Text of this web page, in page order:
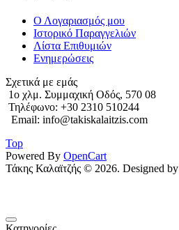
Ο Λογαριασμός μου
Ιστορικό Παραγγελιών
Λίστα Επιθυμιών
Ενημερώσεις
Σχετικά με εμάς
1o χλμ. Συμμαχική Οδός, 570 08
Τηλέφωνο: +30 2310 510244
Email: info@takiskalaitzis.com
Top
Powered By OpenCart
Τάκης Καλαϊτζής © 2026. Designed by